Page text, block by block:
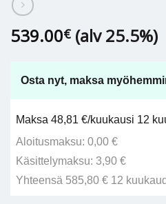
539.00€ (alv 25.5%)
Osta nyt, maksa
Maksa 48,81 €/kuukausi 12
Aloitusmaksu: 0,00 €
Käsittelymaksu: 3,90 €
Yhteensä 585,80 € 12